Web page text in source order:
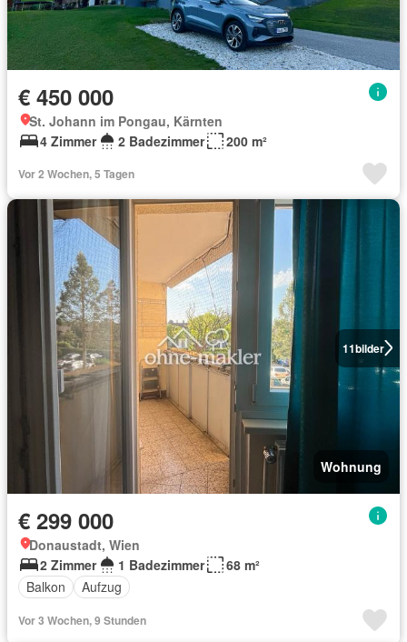
€ 450 000
St. Johann im Pongau, Kärnten
4 Zimmer
2 Badezimmer 200 m²
Vor 2 Wochen, 5 Tagen
11bilder
Wohnung
€ 299 000
Donaustadt, Wien
2 Zimmer
1 Badezimmer
68 m²
Balkon
Aufzug
Vor 3 Wochen, 9 Stunden